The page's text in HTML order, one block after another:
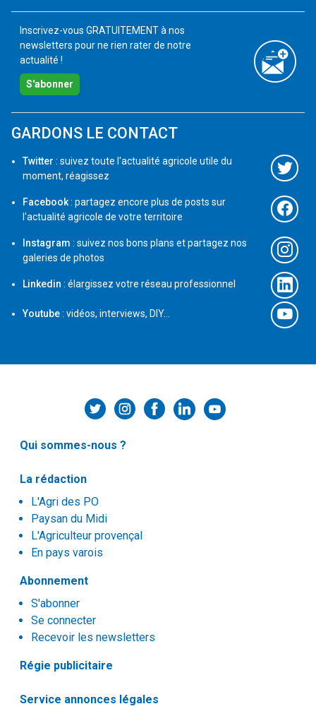
Inscrivez-vous GRATUITEMENT à nos
newsletters pour ne rien rater de notre
actualité !
S'abonner
GARDONS LE CONTACT
Twitter : suivez toute l'actualité agricole utile du
moment, réagissez
Facebook: partagez encore plus de posts sur
l'actualité agricole de votre territoire
Instagram : suivez nos bons plans et partagez nos
galeries de photos
Linkedin : élargissez votre réseau professionnel
Youtube: vidéos, interviews, DIY...
Qui sommes-nous ?
La rédaction
L'Agri des PO
Paysan du Midi
L'Agriculteur provençal
En pays varois
Abonnement
S'abonner
Se connecter
Recevoir les newsletters
Régie publicitaire
Service annonces légales